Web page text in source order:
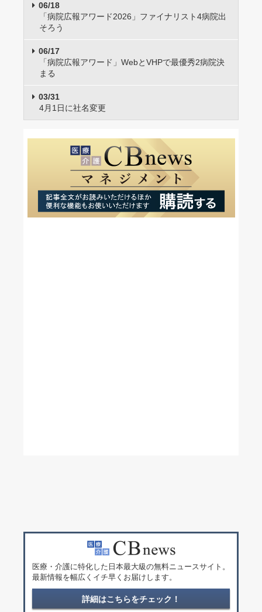
06/18
「病院広報アワード2026」ファイナリスト4病院出
そろう
06/17
「病院広報アワード」WebとVHPで最優秀2病院決
まる
03/31
4月1日に社名変更
医療・介護に特化した日本最大級の無料ニュースサイト。
最新情報を幅広くイチ早くお届けします。
詳細はこちらをチェック！